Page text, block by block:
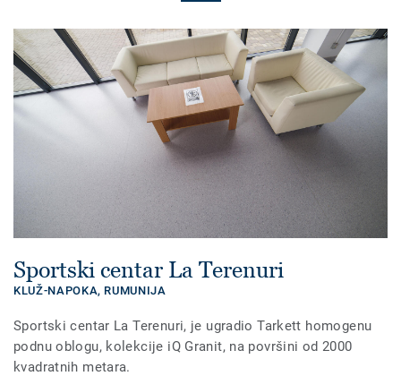
Sportski centar La Terenuri
KLUŽ-NAPOKA, RUMUNIJA
Sportski centar La Terenuri, je ugradio Tarkett homogenu
podnu oblogu, kolekcije iQ Granit, na površini od 2000
kvadratnih metara.